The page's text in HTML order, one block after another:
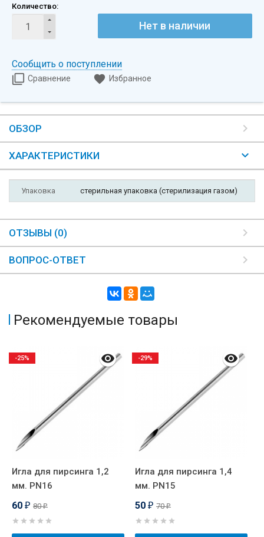
Количество:
Нет в наличии
Сообщить о поступлении
Сравнение Избранное
ОБЗОР
ХАРАКТЕРИСТИКИ
Упаковка стерильная упаковка (стерилизация газом)
ОТЗЫВЫ (0)
ВОПРОС-ОТВЕТ
Рекомендуемые товары
Игла для пирсинга 1,2
мм. PN16
60 ₽ 80₽
-25%
Игла для пирсинга 1,4
мм. PN15
50 ₽ 70₽
-29%